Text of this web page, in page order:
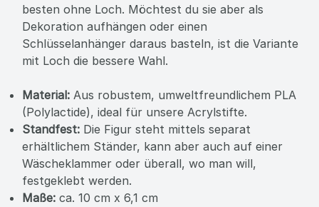
besten ohne Loch. Möchtest du sie aber als
Dekoration aufhängen oder einen
Schlüsselanhänger daraus basteln, ist die Variante
mit Loch die bessere Wahl.
Material: Aus robustem, umweltfreundlichem PLA
(Polylactide), ideal für unsere Acrylstifte.
Standfest: Die Figur steht mittels separat
erhältlichem Ständer, kann aber auch auf einer
Wäscheklammer oder überall, wo man will,
festgeklebt werden.
Maße: ca. 10 cm x 6,1 cm